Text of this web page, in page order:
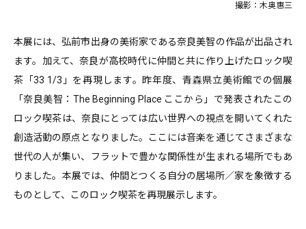
撮影：木奥惠三
本展には、弘前市出身の美術家である奈良美智の作品が出品され
ます。加えて、奈良が高校時代に仲間と共に作り上げたロック喫
茶「33 1/3」を再現します。昨年度、青森県立美術館での個展
「奈良美智：The Beginning Place ここから」で発表されたこの
ロック喫茶は、奈良にとっては広い世界への視点を開いてくれた
創造活動の原点となりました。ここには音楽を通じてさまざまな
世代の人が集い、フラットで豊かな関係性が生まれる場所でもあ
りました。本展では、仲間とつくる自分の居場所／家を象徴する
ものとして、このロック喫茶を再現展示します。